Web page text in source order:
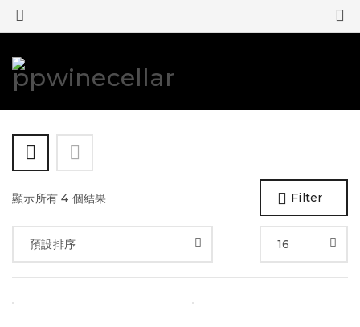
顯示所有 4 個結果 Filter
預設排序 16